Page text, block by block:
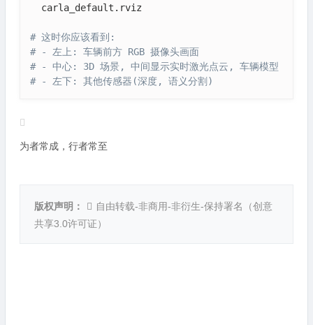
  carla_default.rviz
# 这时你应该看到:
# - 左上: 车辆前方 RGB 摄像头画面
# - 中心: 3D 场景, 中间显示实时激光点云, 车辆模型
# - 左下: 其他传感器(深度, 语义分割)
为者常成，行者常至
版权声明： 自由转载-非商用-非衍生-保持署名（创意
共享3.0许可证）